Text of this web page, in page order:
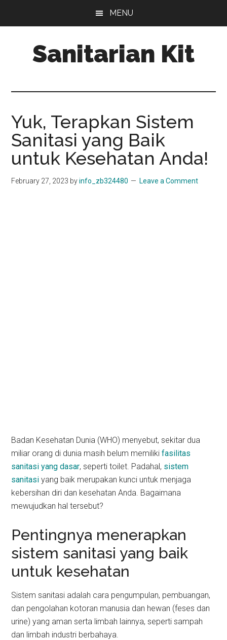
MENU
Sanitarian Kit
Yuk, Terapkan Sistem
Sanitasi yang Baik
untuk Kesehatan Anda!
February 27, 2023 byinfo_zb324480 Leave a Comment
Badan Kesehatan Dunia (WHO) menyebut, sekitar dua
miliar orang di dunia masih belum memilikifasilitas
sanitasi yang dasar, seperti toilet. Padahal, sistem
sanitasi yang baik merupakan kunci untuk menjaga
kebersihan diri dan kesehatan Anda. Bagaimana
mewujudkan hal tersebut?
Pentingnya menerapkan
sistem sanitasi yang baik
untuk kesehatan
Sistem sanitasi adalah cara pengumpulan, pembuangan,
dan pengolahan kotoran manusia dan hewan (feses dan
urine) yang aman serta limbah lainnya, seperti sampah
dan limbah industri berbahaya.